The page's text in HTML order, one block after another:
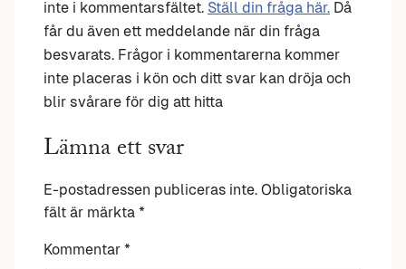
inte i kommentarsfältet. Ställ din fråga här. Då
får du även ett meddelande när din fråga
besvarats. Frågor i kommentarerna kommer
inte placeras i kön och ditt svar kan dröja och
blir svårare för dig att hitta
Lämna ett svar
E-postadressen publiceras inte. Obligatoriska
fält är märkta *
Kommentar *